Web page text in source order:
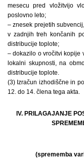
mesecu pred vložitvijo
poslovno leto;
– znesek prejetih
v zadnjih treh končanih
distribucije toplote;
– dokazilo o vročitvi kopije
lokalni skupnosti, na
distribucije toplote.
(3) Izračun izhodiščne in
12. do 14. člena tega akta.
IV. PRILAGAJANJE
(sprememba